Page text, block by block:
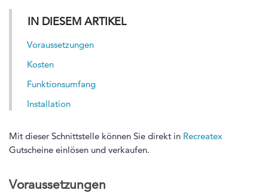
Kontakt
IN DIESEM ARTIKEL
Voraussetzungen
Kosten
Funktionsumfang
Installation
Mit dieser Schnittstelle können Sie direkt in Recreatex
Gutscheine einlösen und verkaufen.
Voraussetzungen